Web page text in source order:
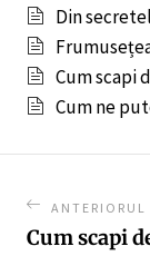
Din
Cum scapi
Cum ne
ANTERIORUL
Cum scapi